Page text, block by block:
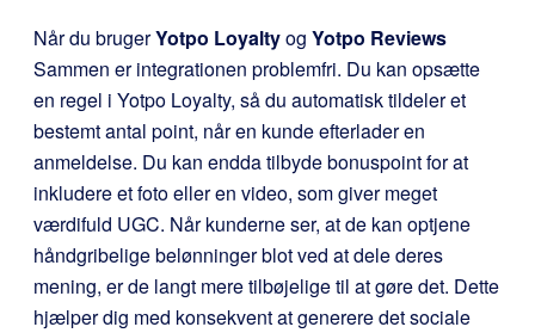
Når du brugerYotpo Loyaltyog Yotpo Reviews
Sammen er integrationen problemfri. Du kan opsætte
en regel i Yotpo Loyalty, så du automatisk tildeler et
bestemt antal point, når en kunde efterlader en
anmeldelse. Du kan endda tilbyde bonuspoint for at
inkludere et foto eller en video, som giver meget
værdifuld UGC. Når kunderne ser, at de kan optjene
håndgribelige belønninger blot ved at dele deres
mening, er de langt mere tilbøjelige til at gøre det. Dette
hjælper dig med konsekvent at generere det sociale